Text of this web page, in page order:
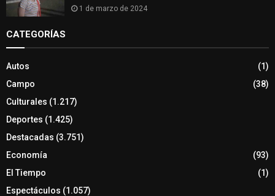
1 de marzo de 2024
CATEGORÍAS
Autos
(1)
Campo
(38)
Culturales (1.217)
Deportes (1.425)
Destacadas (3.751)
Economía
(93)
El Tiempo
(1)
Espectáculos (1.057)